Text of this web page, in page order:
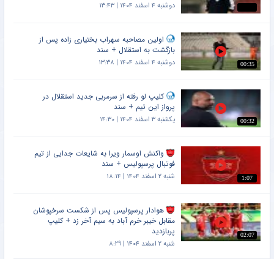
دوشنبه ۴ اسفند ۱۴۰۴ | ۱۳:۴۳
00:35
اولین مصاحبه سهراب بختیاری زاده پس از
بازگشت به استقلال + سند
دوشنبه ۴ اسفند ۱۴۰۴ | ۱۳:۳۸
00:32
کلیپ لو رفته از سرمربی جدید استقلال در
پرواز این تیم + سند
یکشنبه ۳ اسفند ۱۴۰۴ | ۱۴:۳۰
1:07
واکنش اوسمار ویرا به شایعات جدایی از تیم
فوتبال پرسپولیس + سند
شنبه ۲ اسفند ۱۴۰۴ | ۱۸:۱۴
02:07
هوادار پرسپولیس پس از شکست سرخپوشان
مقابل خیبر خرم آباد به سیم آخر زد + کلیپ
پربازدید
شنبه ۲ اسفند ۱۴۰۴ | ۸:۲۹